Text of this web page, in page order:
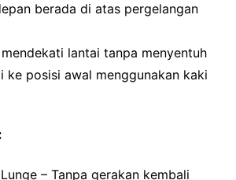
berada di atas pergelangan
lantai tanpa menyentuh
ke posisi awal menggunakan kaki
– Tanpa gerakan kembali